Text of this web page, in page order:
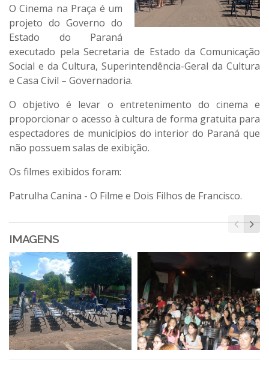
O Cinema na Praça é um
projeto do Governo do
Estado do Paraná
executado pela Secretaria de Estado da Comunicação
Social e da Cultura, Superintendência-Geral da Cultura
e Casa Civil – Governadoria.
O objetivo é levar o entretenimento do cinema e
proporcionar o acesso à cultura de forma gratuita para
espectadores de municípios do interior do Paraná que
não possuem salas de exibição.
Os filmes exibidos foram:
Patrulha Canina - O Filme e Dois Filhos de Francisco.
IMAGENS